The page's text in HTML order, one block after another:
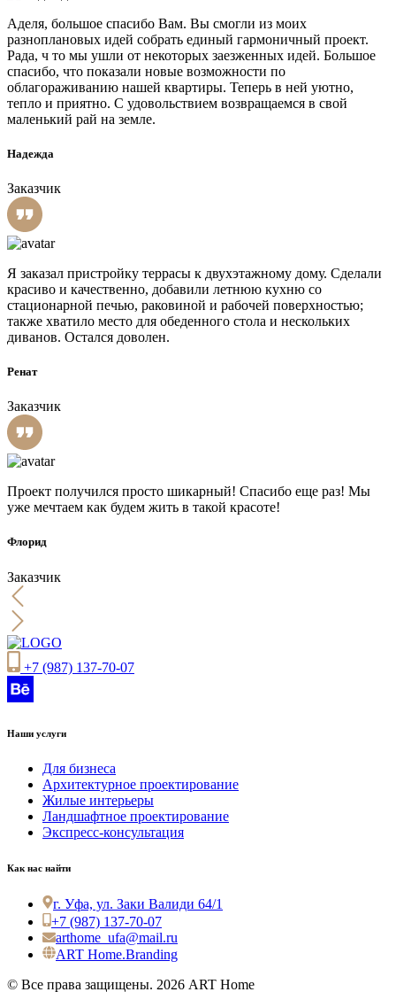
Аделя, большое спасибо Вам. Вы смогли из моих
разноплановых идей собрать единый гармоничный проект.
Рада, ч то мы ушли от некоторых заезженных идей. Большое
спасибо, что показали новые возможности по
облагораживанию нашей квартиры. Теперь в ней уютно,
тепло и приятно. С удовольствием возвращаемся в свой
маленький рай на земле.
Надежда
Заказчик
Я заказал пристройку террасы к двухэтажному дому. Сделали
красиво и качественно, добавили летнюю кухню со
стационарной печью, раковиной и рабочей поверхностью;
также хватило место для обеденного стола и нескольких
диванов. Остался доволен.
Ренат
Заказчик
Проект получился просто шикарный! Спасибо еще раз! Мы
уже мечтаем как будем жить в такой красоте!
Флорид
Заказчик
+7 (987) 137-70-07
Наши услуги
Для бизнеса
Архитектурное проектирование
Жилые интерьеры
Ландшафтное проектирование
Экспресс-консультация
Как нас найти
г. Уфа, ул. Заки Валиди 64/1
+7 (987) 137-70-07
arthome_ufa@mail.ru
ART Home.Branding
© Все права защищены. 2026 ART Home